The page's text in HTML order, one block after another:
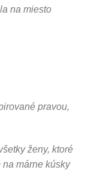
na miesto
pravou,
ženy, ktoré
márne kúsky